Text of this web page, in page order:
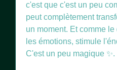
c'est que c'est un peu
peut complètement
un moment. Et comme
les émotions, stimule
C'est un peu magique ✨.